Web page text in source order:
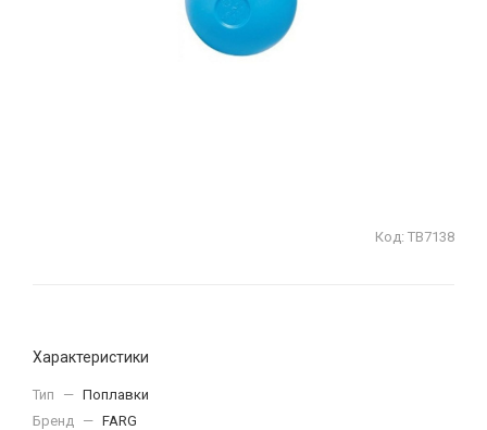
Код: ТВ7138
Характеристики
Тип — Поплавки
Бренд — FARG